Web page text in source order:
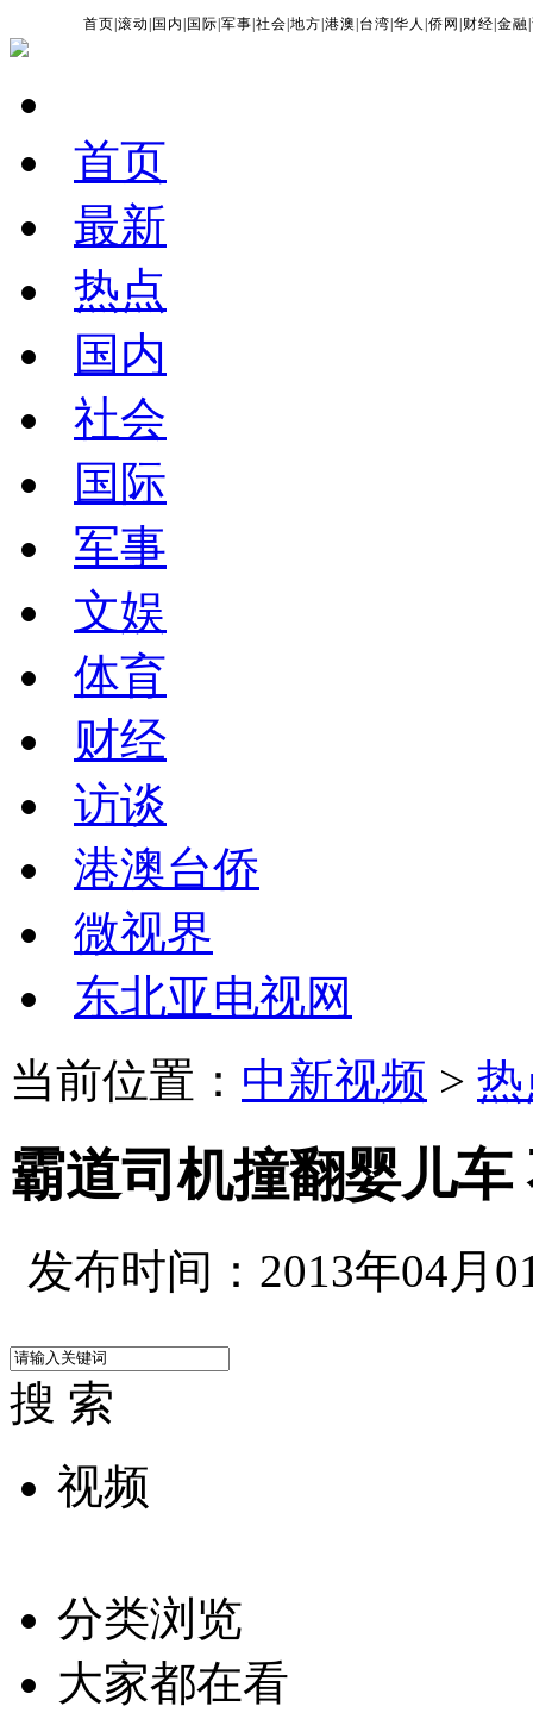
首页 |滚动 国内 国际 |军事 |社会 |地方 |港澳 台湾 |华人 |侨网 财经 |金融 |
首页
最新
热点
国内
社会
国际
军事
文娱
体育
财经
访谈
港澳台侨
微视界
东北亚电视网
当前位置： 中新视频 >
霸道司机撞翻婴儿
发布时间：2013年04月
搜 索
视频
分类浏览
大家都在看